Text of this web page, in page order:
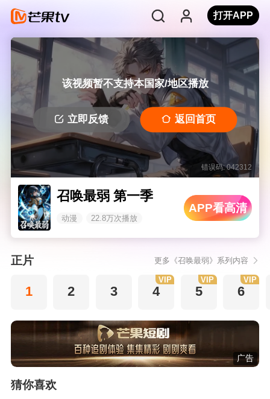
打开APP
该视频暂不支持本国家/地区播放
立即反馈 返回首页
错误码: 042312
召唤最弱 第一季
动漫 22.8万次播放
APP看高清
正片 更多《召唤最弱》系列内容
1 2 3 4
VIP
5
VIP
6
VIP
广告
猜你喜欢